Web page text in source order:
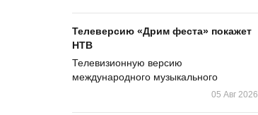
Телеверсию «Дрим феста» покажет
НТВ
Телевизионную версию
международного музыкального
05 Авг 2026